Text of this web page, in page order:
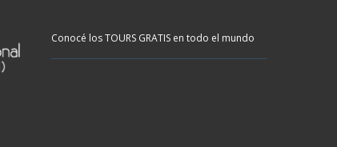
Conocé los TOURS GRATIS en todo el mundo